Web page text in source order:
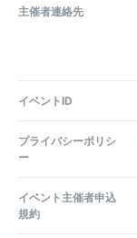
主催者連絡先
イベントID
プライバシーポリシ
ー
イベント主催者申込
規約